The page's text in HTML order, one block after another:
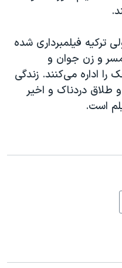
ترکیه فیلمبرداری شده
و زن جوان و
اداره می‌کنند. زندگی
طلاق دردناک و اخیر
است.